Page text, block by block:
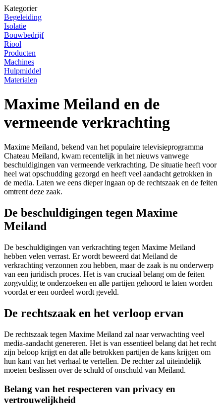
Kategorier
Begeleiding
Isolatie
Bouwbedrijf
Riool
Producten
Machines
Hulpmiddel
Materialen
Maxime Meiland en de
vermeende verkrachting
Maxime Meiland, bekend van het populaire televisieprogramma
Chateau Meiland, kwam recentelijk in het nieuws vanwege
beschuldigingen van vermeende verkrachting. De situatie heeft voor
heel wat opschudding gezorgd en heeft veel aandacht getrokken in
de media. Laten we eens dieper ingaan op de rechtszaak en de feiten
omtrent deze zaak.
De beschuldigingen tegen Maxime
Meiland
De beschuldigingen van verkrachting tegen Maxime Meiland
hebben velen verrast. Er wordt beweerd dat Meiland de
verkrachting verzonnen zou hebben, maar de zaak is nu onderwerp
van een juridisch proces. Het is van cruciaal belang om de feiten
zorgvuldig te onderzoeken en alle partijen gehoord te laten worden
voordat er een oordeel wordt geveld.
De rechtszaak en het verloop ervan
De rechtszaak tegen Maxime Meiland zal naar verwachting veel
media-aandacht genereren. Het is van essentieel belang dat het recht
zijn beloop krijgt en dat alle betrokken partijen de kans krijgen om
hun kant van het verhaal te vertellen. De rechter zal uiteindelijk
moeten beslissen over de schuld of onschuld van Meiland.
Belang van het respecteren van privacy en
vertrouwelijkheid